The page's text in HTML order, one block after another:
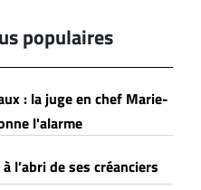
populaires
: la juge en chef Marie-
l'alarme
l’abri de ses créanciers